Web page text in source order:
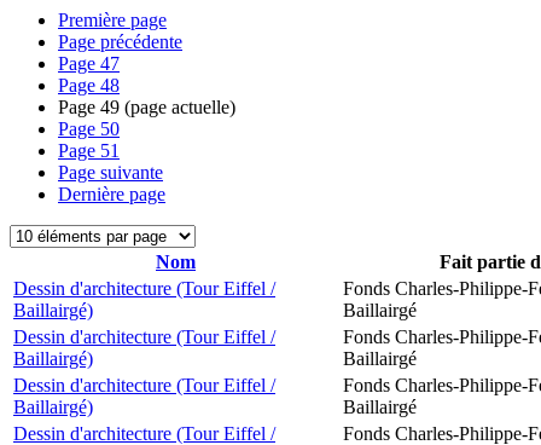
Première page
Page précédente
Page 47
Page 48
Page 49 (page actuelle)
Page 50
Page 51
Page suivante
Dernière page
Nom
Fait partie
Dessin d'architecture (Tour Eiffel /
Baillairgé)
Fonds Charles-Philippe-
Baillairgé
Dessin d'architecture (Tour Eiffel /
Baillairgé)
Fonds Charles-Philippe-
Baillairgé
Dessin d'architecture (Tour Eiffel /
Baillairgé)
Fonds Charles-Philippe-
Baillairgé
Dessin d'architecture (Tour Eiffel /
Fonds Charles-Philippe-